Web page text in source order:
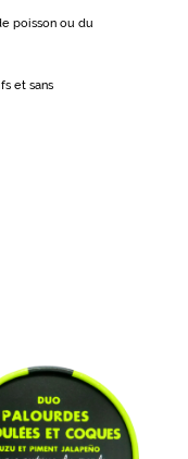
poisson ou du
et sans